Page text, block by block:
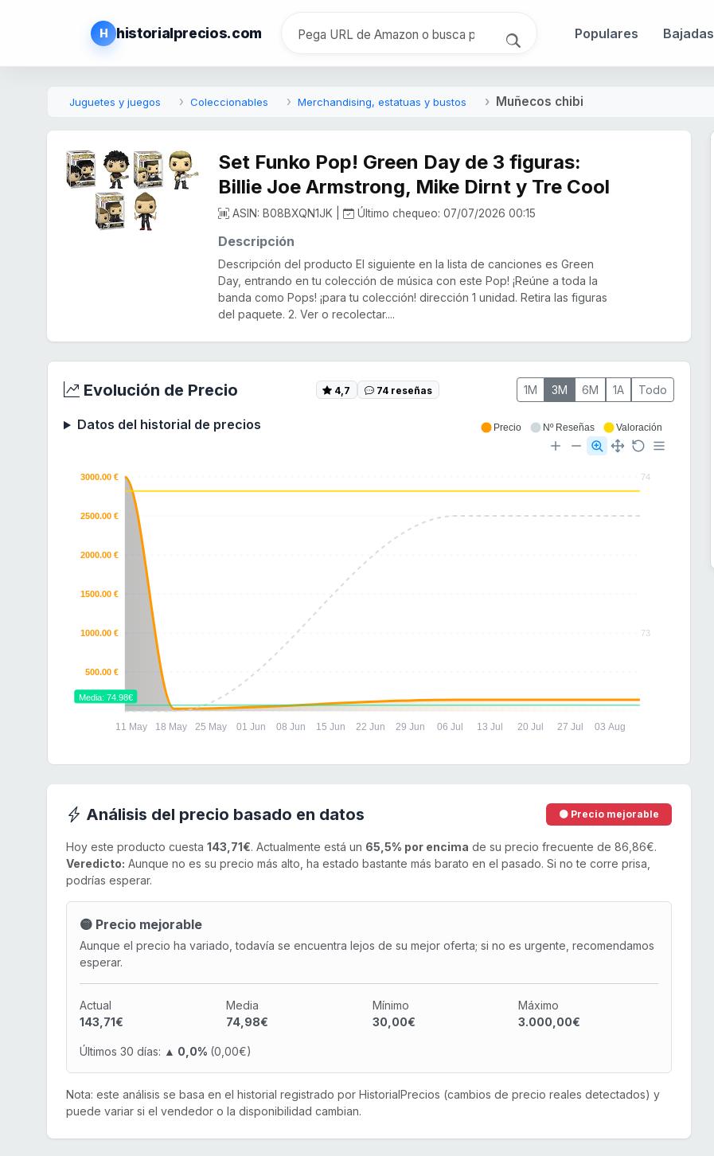
H historialprecios.com Populares Bajadas
Juguetes y juegos Coleccionables Merchandising, estatuas y bustos Muñecos chibi
Set Funko Pop! Green Day de 3 figuras:
Billie Joe Armstrong, Mike Dirnt y Tre Cool
ASIN: B08BXQN1JK | Último chequeo: 07/07/2026 00:15
Descripción
Descripción del producto El siguiente en la lista de canciones es Green
Day, entrando en tu colección de música con este Pop! ¡Reúne a toda la
banda como Pops! ¡para tu colección! dirección 1 unidad. Retira las figuras
del paquete. 2. Ver o recolectar....
Evolución de Precio 4,7 74 reseñas 1M 3M 6M 1A Todo
Datos del historial de precios
74
73
3000.00 €
2500.00 €
2000.00 €
1500.00 €
1000.00 €
500.00 €
11 May 18 May 25 May 01 Jun 08 Jun 15 Jun 22 Jun 29 Jun 06 Jul 13 Jul 20 Jul 27 Jul 03 Aug
Media: 74.98€
Precio Nº Reseñas Valoración
Análisis del precio basado en datos 🟡 Precio mejorable
Hoy este producto cuesta 143,71€. Actualmente está un 65,5% por encima de su precio frecuente de 86,86€.
Veredicto: Aunque no es su precio más alto, ha estado bastante más barato en el pasado. Si no te corre prisa,
podrías esperar.
🟡 Precio mejorable
Aunque el precio ha variado, todavía se encuentra lejos de su mejor oferta; si no es urgente, recomendamos
esperar.
Actual
143,71€
Media
74,98€
Mínimo
30,00€
Máximo
3.000,00€
Últimos 30 días: ▲ 0,0% (0,00€)
Nota: este análisis se basa en el historial registrado por HistorialPrecios (cambios de precio reales detectados) y
puede variar si el vendedor o la disponibilidad cambian.